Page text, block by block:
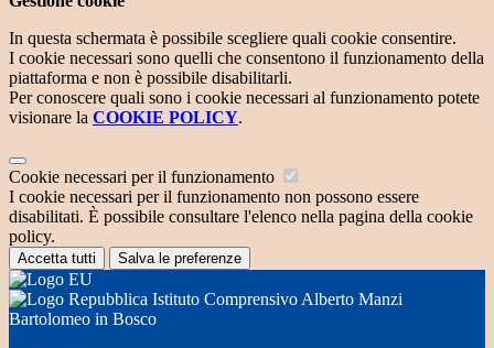
In questa schermata è possibile scegliere quali cookie consentire.
I cookie necessari sono quelli che consentono il funzionamento della
piattaforma e non è possibile disabilitarli.
Per conoscere quali sono i cookie necessari al funzionamento potete
visionare la COOKIE POLICY.
Cookie necessari per il funzionamento
I cookie necessari per il funzionamento non possono essere
disabilitati. È possibile consultare l'elenco nella pagina della cookie
policy.
Accetta tutti Salva le preferenze
Istituto Comprensivo Alberto Manzi
Bartolomeo in Bosco